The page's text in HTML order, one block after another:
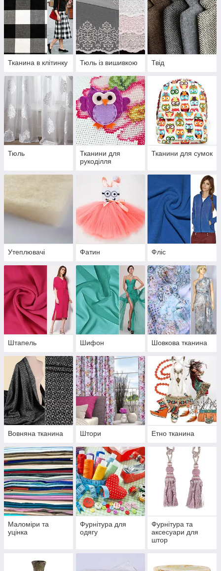
Тканина в клітинку Тюль із вишивкою Твід
Тюль
Тканини для
рукоділля
Тканини для сумок
Утеплювачі Фатин Фліс
Штапель Шифон Шовкова тканина
Вовняна тканина Штори Етно тканина
Маломіри та
уцінка
Фурнітура для
одягу
Фурнітура та
аксесуари для
штор